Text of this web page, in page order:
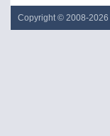
Copyright © 2008-2026